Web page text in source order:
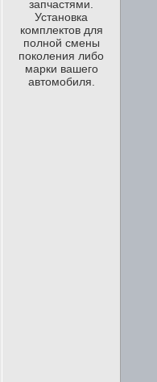
запчастями.
Установка
комплектов для
полной смены
поколения либо
марки вашего
автомобиля.